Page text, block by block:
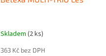
Skladem (2 ks)
363 Kč bez DPH